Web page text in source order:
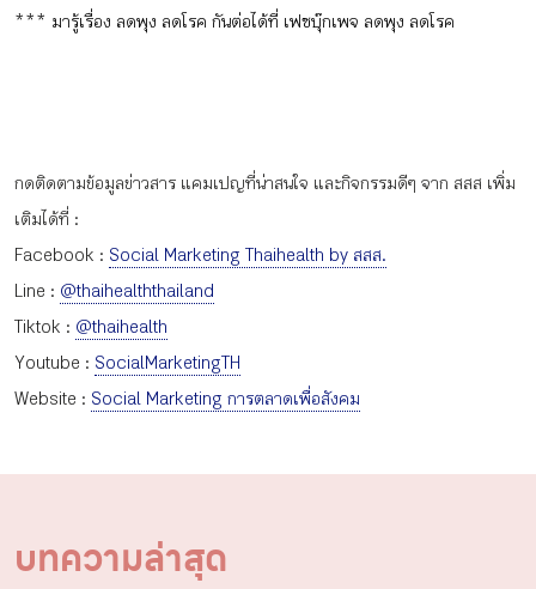
*** มารู้เรื่อง ลดพุง ลดโรค กันต่อได้ที่ เฟซบุ๊กเพจ ลดพุง ลดโรค
กดติดตามข้อมูลข่าวสาร แคมเปญที่น่าสนใจ และกิจกรรมดีๆ จาก สสส เพิ่ม
เติมได้ที่ :
Facebook : Social Marketing Thaihealth by สสส.
Line : @thaihealththailand
Tiktok : @thaihealth
Youtube : SocialMarketingTH
Website : Social Marketing การตลาดเพื่อสังคม
บทความล่าสุด